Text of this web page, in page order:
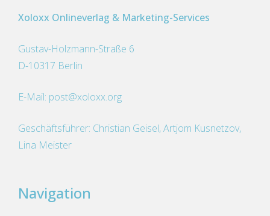
Xoloxx Onlineverlag & Marketing-Services
Gustav-Holzmann-Straße 6
D-10317 Berlin
E-Mail: post@xoloxx.org
Geschäftsführer: Christian Geisel, Artjom Kusnetzov,
Lina Meister
Navigation